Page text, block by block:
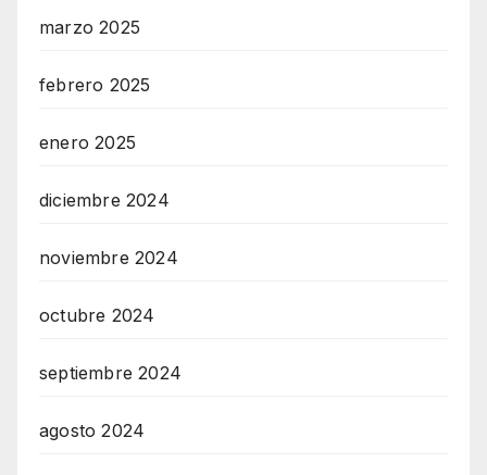
marzo 2025
febrero 2025
enero 2025
diciembre 2024
noviembre 2024
octubre 2024
septiembre 2024
agosto 2024